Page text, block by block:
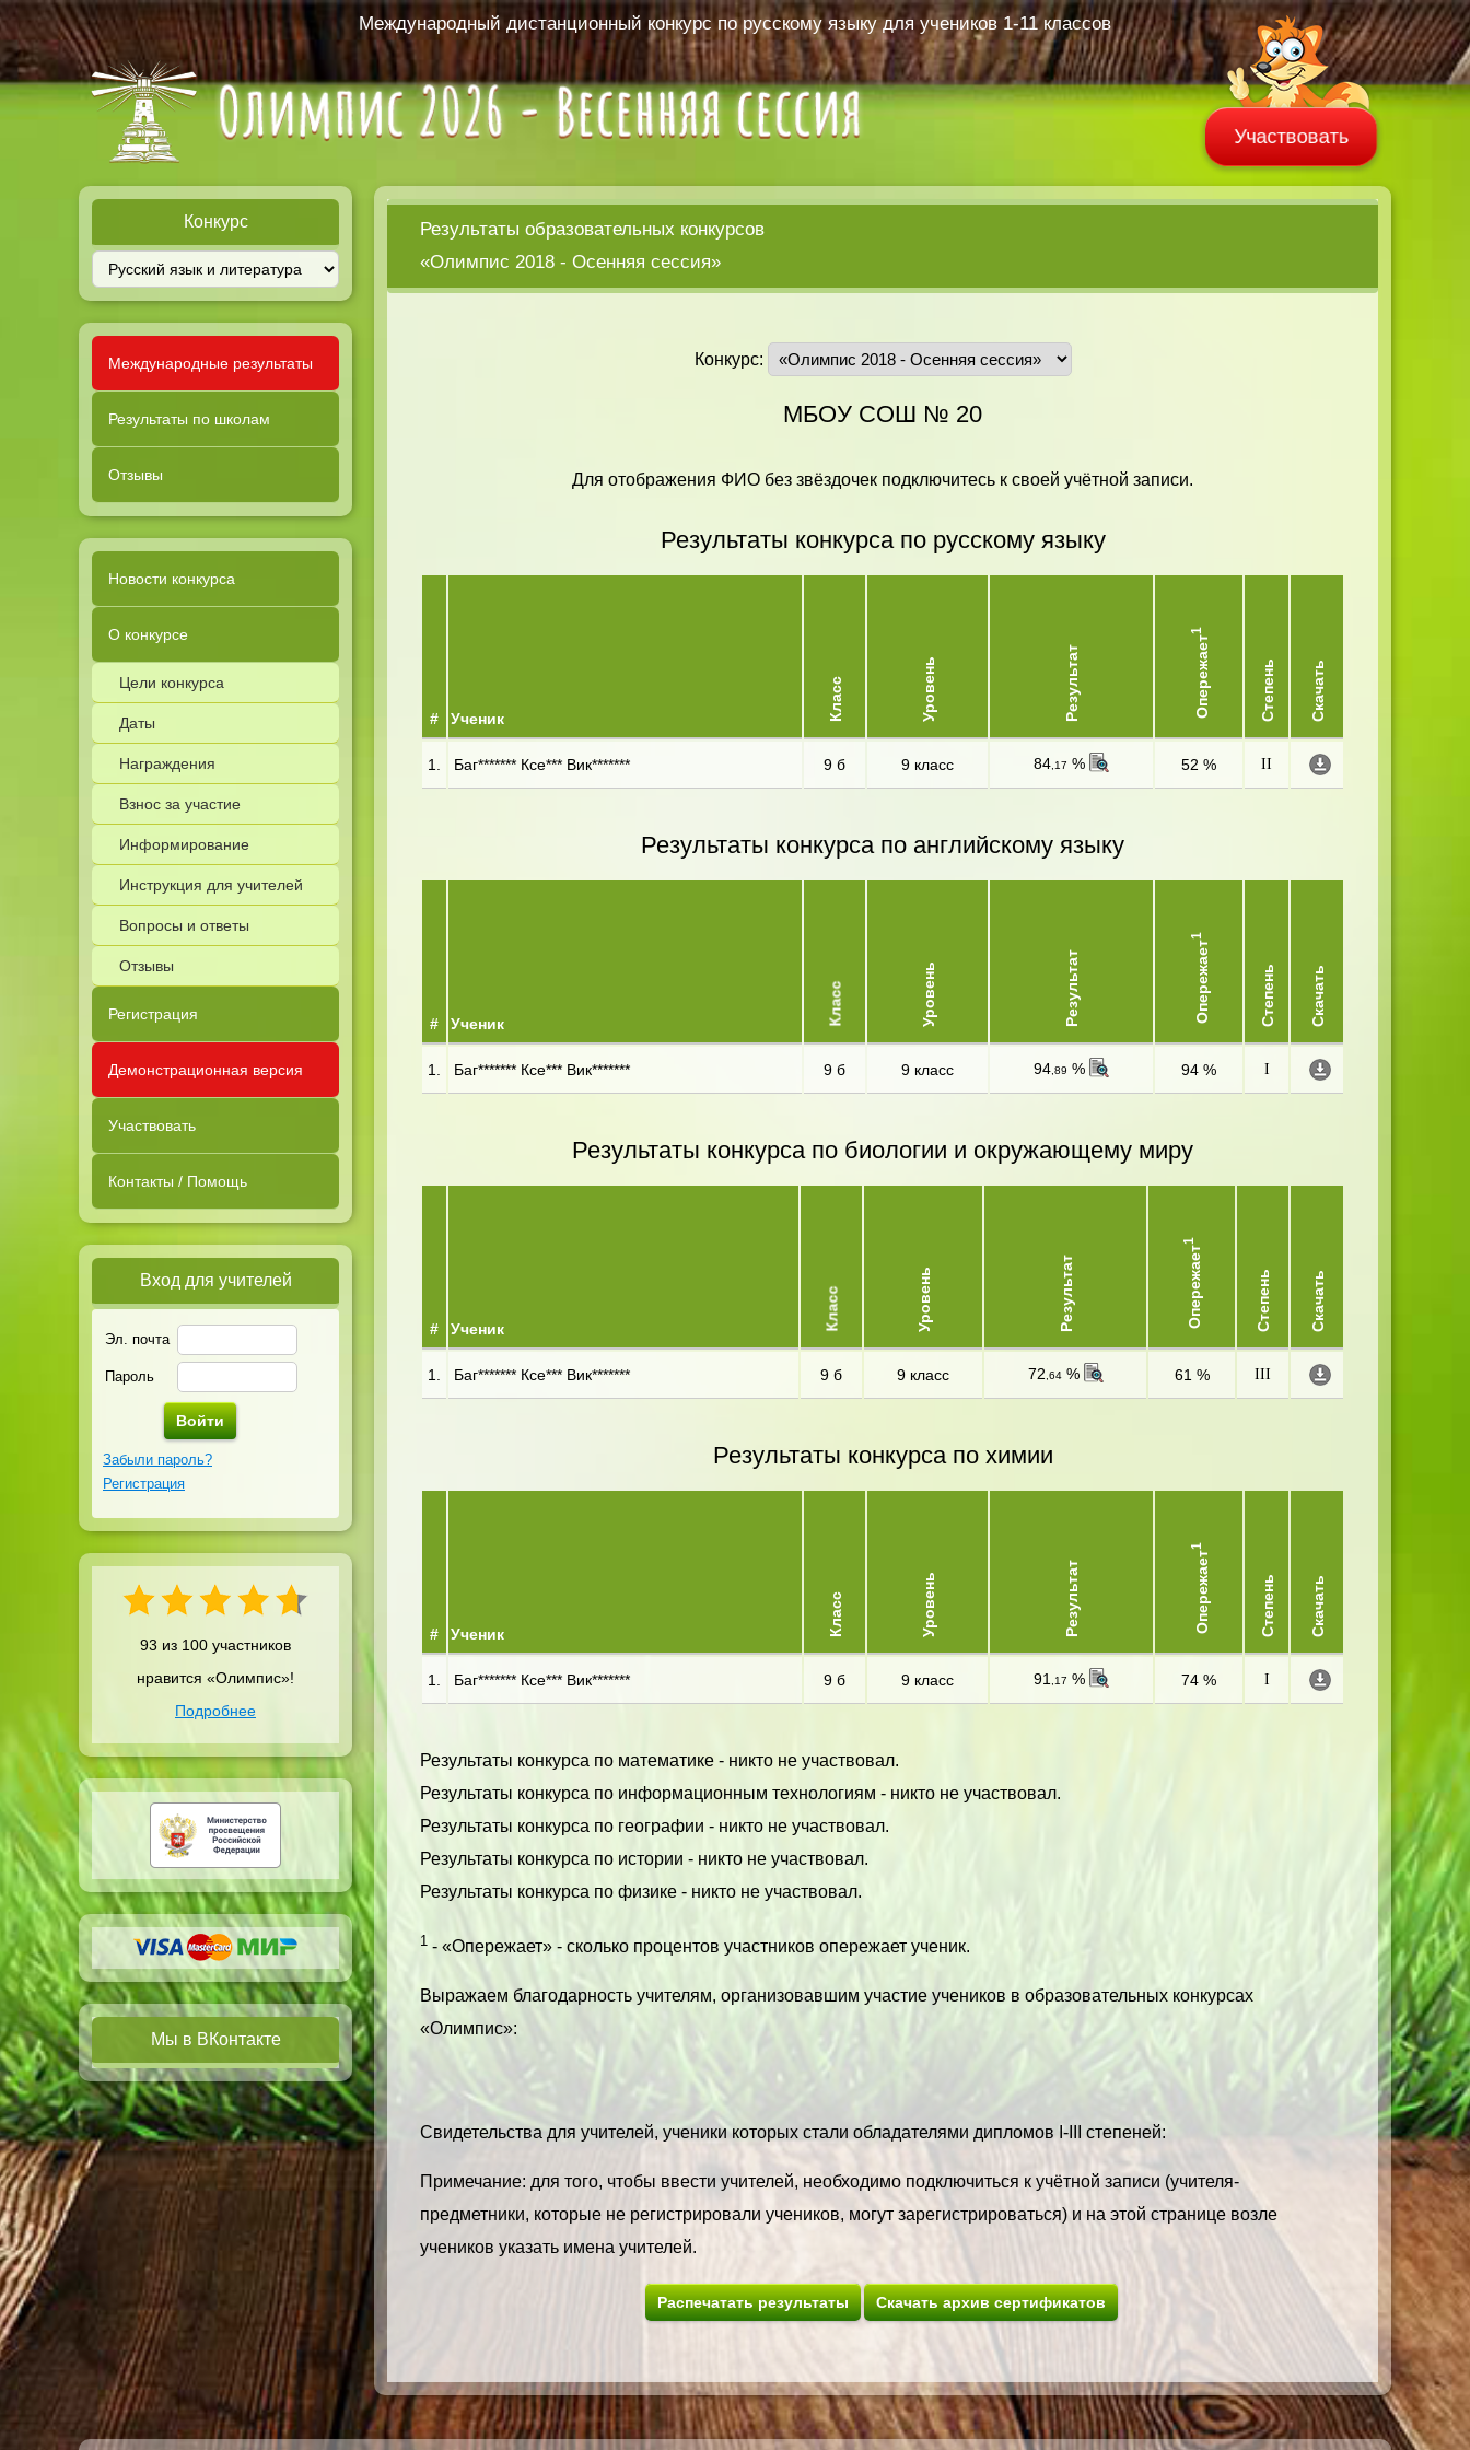
Международный дистанционный конкурс по русскому языку для учеников 1-11 классов
Участвовать
Конкурс
Международные результаты
Результаты по школам
Отзывы
Новости конкурса
О конкурсе
Цели конкурса
Даты
Награждения
Взнос за участие
Информирование
Инструкция для учителей
Вопросы и ответы
Отзывы
Регистрация
Демонстрационная версия
Участвовать
Контакты / Помощь
Вход для учителей
Эл. почта
Пароль
Забыли пароль?
Регистрация
93 из 100 участников
нравится «Олимпис»!
Подробнее
Мы в ВКонтакте
Результаты образовательных конкурсов
«Олимпис 2018 - Осенняя сессия»
Конкурс:
МБОУ СОШ № 20
Для отображения ФИО без звёздочек подключитесь к своей учётной записи.
Результаты конкурса по русскому языку
# Ученик Класс Уровень Результат Опережает
1
Степень Скачать
1. Баг******* Ксе*** Вик******* 9 б 9 класс 84 ,17 % 52 % II
Результаты конкурса по английскому языку
# Ученик Класс Уровень Результат Опережает
1
Степень Скачать
1. Баг******* Ксе*** Вик******* 9 б 9 класс 94 ,89 % 94 % I
Результаты конкурса по биологии и окружающему миру
# Ученик Класс Уровень Результат Опережает
1
Степень Скачать
1. Баг******* Ксе*** Вик******* 9 б 9 класс 72 ,64% 61 % III
Результаты конкурса по химии
# Ученик Класс Уровень Результат Опережает
1
Степень Скачать
1. Баг******* Ксе*** Вик******* 9 б 9 класс 91 ,17 % 74 % I
Результаты конкурса по математике - никто не участвовал.
Результаты конкурса по информационным технологиям - никто не участвовал.
Результаты конкурса по географии - никто не участвовал.
Результаты конкурса по истории - никто не участвовал.
Результаты конкурса по физике - никто не участвовал.
1 - «Опережает» - сколько процентов участников опережает ученик.
Выражаем благодарность учителям, организовавшим участие учеников в образовательных конкурсах
«Олимпис»:
Свидетельства для учителей, ученики которых стали обладателями дипломов I-III степеней:
Примечание: для того, чтобы ввести учителей, необходимо подключиться к учётной записи (учителя-
предметники, которые не регистрировали учеников, могут зарегистрироваться) и на этой странице возле
учеников указать имена учителей.
Распечатать результаты Скачать архив сертификатов